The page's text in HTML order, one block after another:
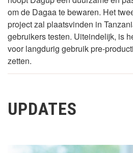
om de Dagaa te bewaren. Het
project zal plaatsvinden in
gebruikers testen. Uiteindelijk, is
voor langdurig gebruik pre-
zetten.
UPDATES